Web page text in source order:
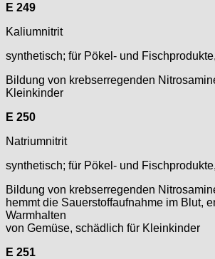
E 249
Kaliumnitrit
synthetisch; für Pökel- und
Bildung von krebserregenden
Kleinkinder
E 250
Natriumnitrit
synthetisch; für Pökel- und
Bildung von krebserregenden
hemmt die Sauerstoffaufnahme im Blut,
Warmhalten
von Gemüse, schädlich für Kleinkinder
E 251